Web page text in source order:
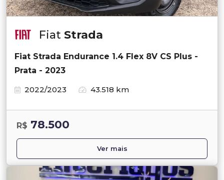
Fiat Strada
Fiat Strada Endurance 1.4 Flex 8V CS Plus -
Prata - 2023
2022/2023
43.518 km
R$ 78.500
Ver mais